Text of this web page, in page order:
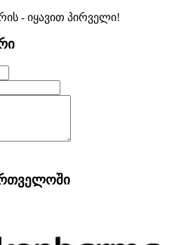
- იყავით პირველი!